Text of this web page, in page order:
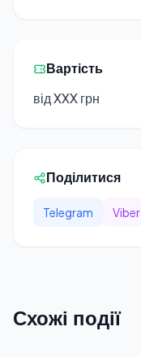
Вартість
від XXX грн
Поділитися
Telegram Viber
Схожі події